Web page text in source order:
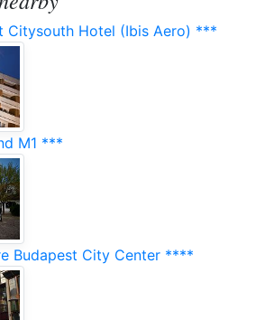
Hotel (Ibis Aero) ***
M1 ***
Budapest City Center ****